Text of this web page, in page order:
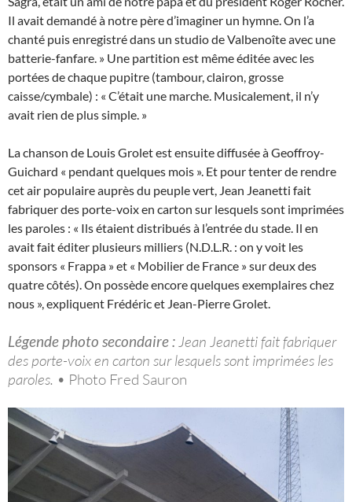
Il avait demandé à notre père d’imaginer un hymne. On l’a
chanté puis enregistré dans un studio de Valbenoîte avec une
batterie-fanfare. » Une partition est même éditée avec les
portées de chaque pupitre (tambour, clairon, grosse
caisse/cymbale) : « C’était une marche. Musicalement, il n’y
avait rien de plus simple. »
La chanson de Louis Grolet est ensuite diffusée à Geoffroy-
Guichard « pendant quelques mois ». Et pour tenter de rendre
cet air populaire auprès du peuple vert, Jean Jeanetti fait
fabriquer des porte-voix en carton sur lesquels sont imprimées
les paroles : « Ils étaient distribués à l’entrée du stade. Il en
avait fait éditer plusieurs milliers (N.D.L.R. : on y voit les
sponsors « Frappa » et « Mobilier de France » sur deux des
quatre côtés). On possède encore quelques exemplaires chez
nous », expliquent Frédéric et Jean-Pierre Grolet.
Légende photo secondaire : Jean Jeanetti fait fabriquer
des porte-voix en carton sur lesquels sont imprimées les
paroles. • Photo Fred Sauron